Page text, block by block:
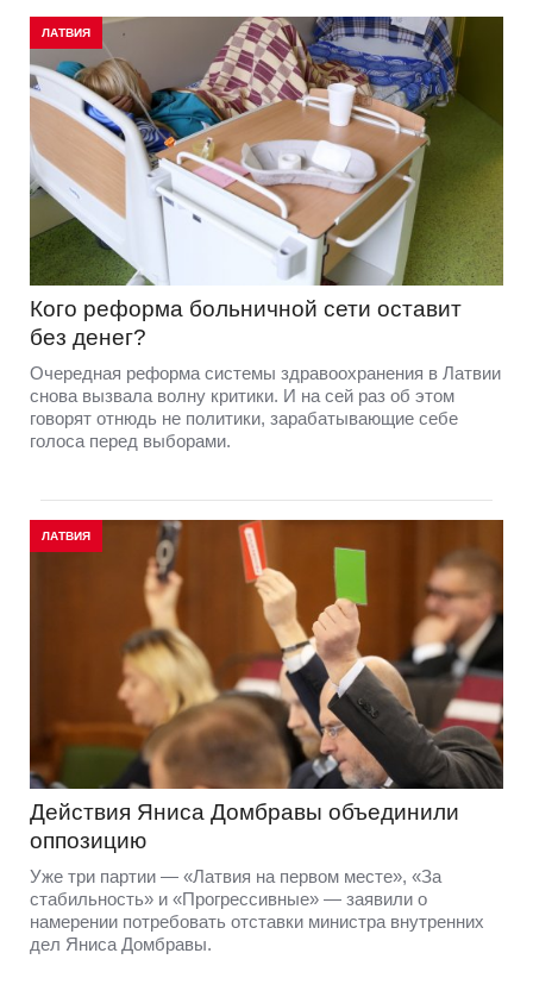
ЛАТВИЯ
Кого реформа больничной сети оставит
без денег?
Очередная реформа системы здравоохранения в Латвии
снова вызвала волну критики. И на сей раз об этом
говорят отнюдь не политики, зарабатывающие себе
голоса перед выборами.
ЛАТВИЯ
Действия Яниса Домбравы объединили
оппозицию
Уже три партии — «Латвия на первом месте», «За
стабильность» и «Прогрессивные» — заявили о
намерении потребовать отставки министра внутренних
дел Яниса Домбравы.